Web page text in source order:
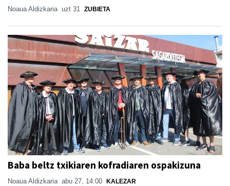
Noaua Aldizkaria uzt 31 ZUBIETA
Baba beltz txikiaren kofradiaren ospakizuna
Noaua Aldizkaria abu 27, 14:00 KALEZAR